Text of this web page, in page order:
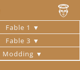
Fable 1
Fable 3
Modding